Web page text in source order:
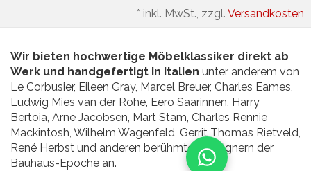
* inkl. MwSt., zzgl. Versandkosten
Wir bieten hochwertige Möbelklassiker direkt ab
Werk und handgefertigt in Italien unter anderem von
Le Corbusier, Eileen Gray, Marcel Breuer, Charles Eames,
Ludwig Mies van der Rohe, Eero Saarinnen, Harry
Bertoia, Arne Jacobsen, Mart Stam, Charles Rennie
Mackintosh, Wilhelm Wagenfeld, Gerrit Thomas Rietveld,
René Herbst und anderen berühmten Designern der
Bauhaus-Epoche an.